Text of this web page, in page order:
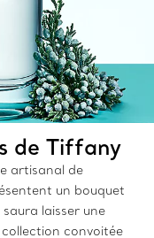
de Tiffany
artisanal de
un bouquet
laisser une
convoitée